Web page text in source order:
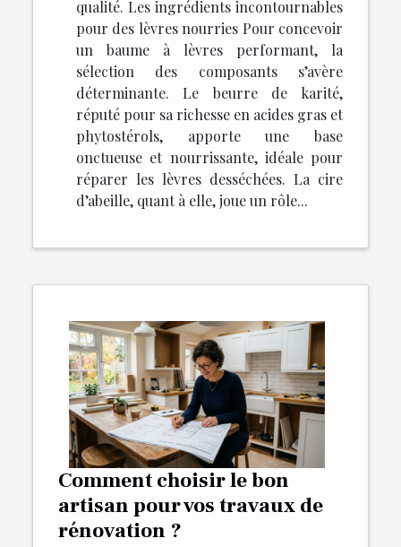
qualité. Les ingrédients incontournables
pour des lèvres nourries Pour concevoir
un baume à lèvres performant, la
sélection des composants s’avère
déterminante. Le beurre de karité,
réputé pour sa richesse en acides gras et
phytostérols, apporte une base
onctueuse et nourrissante, idéale pour
réparer les lèvres desséchées. La cire
d’abeille, quant à elle, joue un rôle...
Comment choisir le bon
artisan pour vos travaux de
rénovation ?